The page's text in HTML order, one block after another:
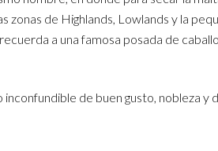
zonas de Highlands, Lowlands y la
a una famosa posada de
de buen gusto, nobleza y